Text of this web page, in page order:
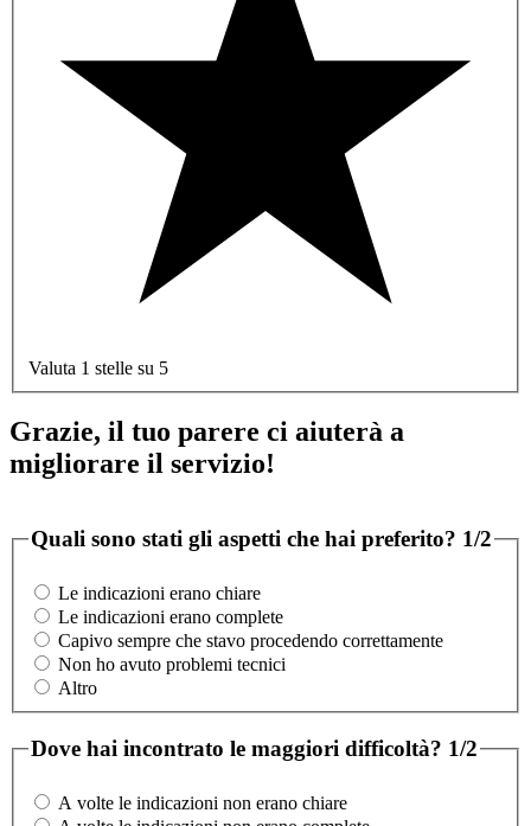
Valuta 1 stelle su 5
Grazie, il tuo parere ci aiuterà a
migliorare il servizio!
Quali sono stati gli aspetti che hai preferito? 1/2
Le indicazioni erano chiare
Le indicazioni erano complete
Capivo sempre che stavo procedendo correttamente
Non ho avuto problemi tecnici
Altro
Dove hai incontrato le maggiori difficoltà? 1/2
A volte le indicazioni non erano chiare